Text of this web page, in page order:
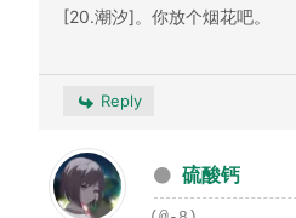
[20.潮汐]。你放个烟花吧。
Reply
硫酸钙